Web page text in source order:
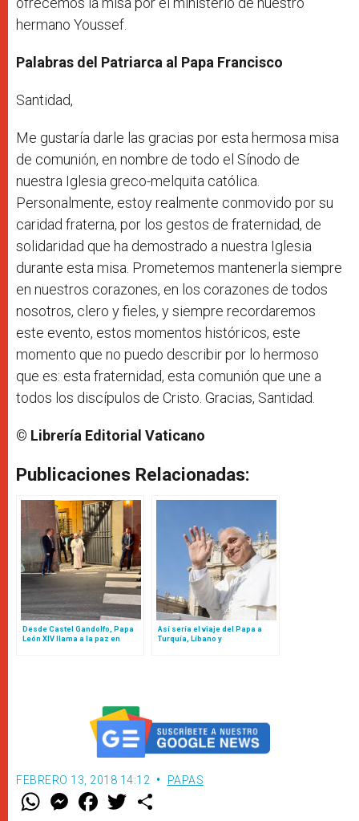
hermano Youssef.
Palabras del Patriarca al Papa Francisco
Santidad,
Me gustaría darle las gracias por esta hermosa misa
de comunión, en nombre de todo el Sínodo de
nuestra Iglesia greco-melquita católica.
Personalmente, estoy realmente conmovido por su
caridad fraterna, por los gestos de fraternidad, de
solidaridad que ha demostrado a nuestra Iglesia
durante esta misa. Prometemos mantenerla siempre
en nuestros corazones, en los corazones de todos
nosotros, clero y fieles, y siempre recordaremos
este evento, estos momentos históricos, este
momento que no puedo describir por lo hermoso
que es: esta fraternidad, esta comunión que une a
todos los discípulos de Cristo. Gracias, Santidad.
© Librería Editorial Vaticano
Publicaciones Relacionadas:
Desde Castel Gandolfo, Papa
León XIV llama a la paz en
Así sería el viaje del Papa a
Turquía, Líbano y
FEBRERO 13, 2018 14:12 PAPAS
W M
e
F
a w